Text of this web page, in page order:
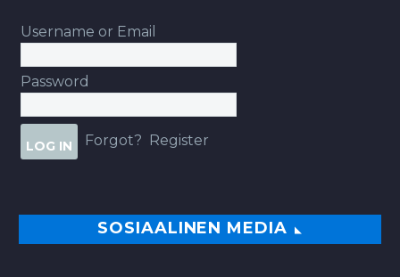
Username or Email
Password
Forgot? Register
SOSIAALINEN MEDIA